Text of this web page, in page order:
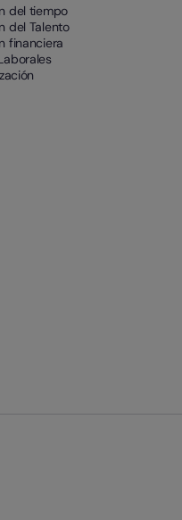
del tiempo
del Talento
financiera